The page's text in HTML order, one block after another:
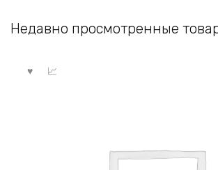
Недавно просмотренные